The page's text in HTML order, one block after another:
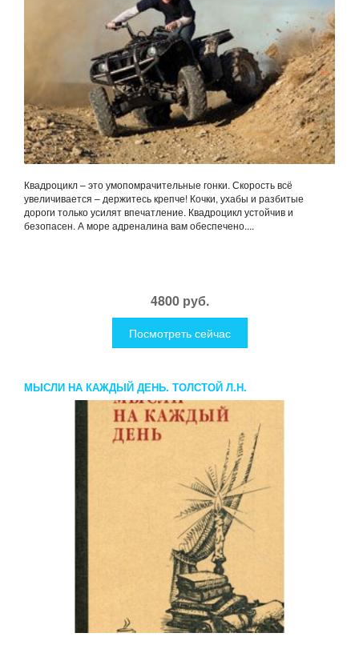
Квадроцикл – это умопомрачительные гонки. Скорость всё
увеличивается – держитесь крепче! Кочки, ухабы и разбитые
дороги только усилят впечатление. Квадроцикл устойчив и
безопасен. А море адреналина вам обеспечено....
4800 руб.
Посмотреть сейчас
МЫСЛИ НА КАЖДЫЙ ДЕНЬ. ТОЛСТОЙ Л.Н.